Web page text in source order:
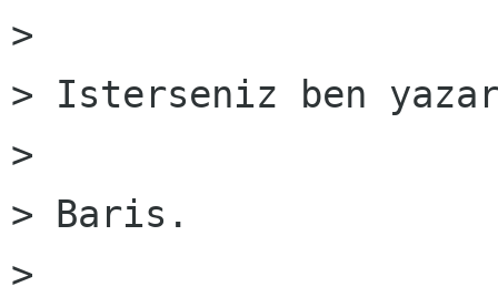
>
> Isterseniz ben
>
> Baris.
>